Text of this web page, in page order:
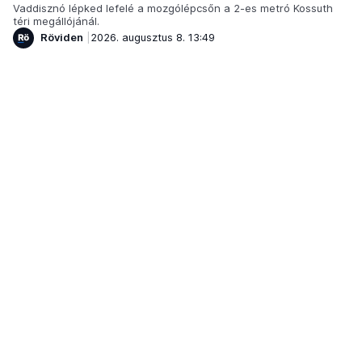
Vaddisznó lépked lefelé a mozgólépcsőn a 2-es metró Kossuth
téri megállójánál.
Röviden
2026. augusztus 8. 13:49